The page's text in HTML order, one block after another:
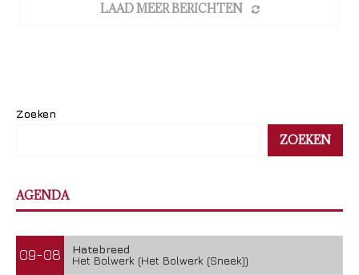
LAAD MEER BERICHTEN
Zoeken
ZOEKEN
AGENDA
09-08
Hatebreed
Het Bolwerk (Het Bolwerk (Sneek))